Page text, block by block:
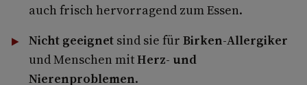
auch frisch hervorragend zum Essen.
Nicht geeignetsind sie für Birken-Allergiker
und Menschen mitHerz- und
Nierenproblemen.